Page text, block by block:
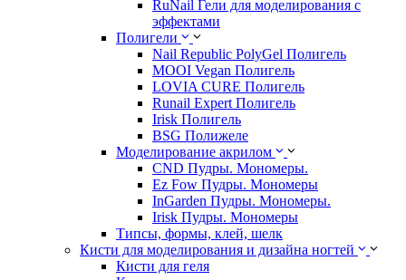
RuNail Гели для моделирования с
эффектами
Полигели
Nail Republic PolyGel Полигель
MOOI Vegan Полигель
LOVIA CURE Полигель
Runail Expert Полигель
Irisk Полигель
BSG Полижеле
Моделирование акрилом
CND Пудры. Мономеры.
Ez Fow Пудры. Мономеры
InGarden Пудры. Мономеры.
Irisk Пудры. Мономеры
Типсы, формы, клей, шелк
Кисти для моделирования и дизайна ногтей
Кисти для геля